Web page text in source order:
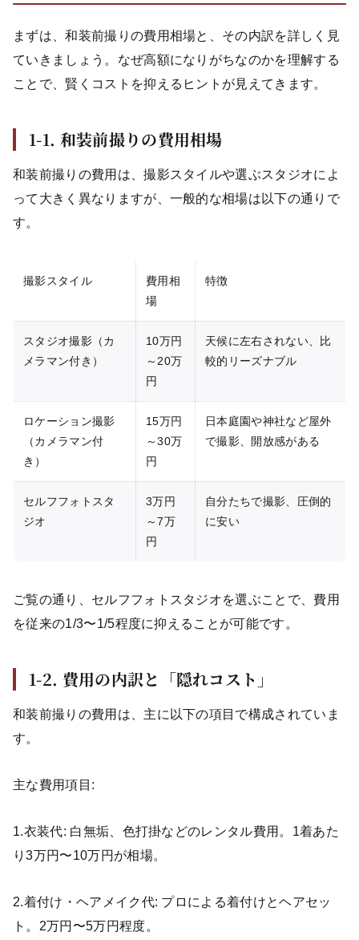
まずは、和装前撮りの費用相場と、その内訳を詳しく見
ていきましょう。なぜ高額になりがちなのかを理解する
ことで、賢くコストを抑えるヒントが見えてきます。
1-1. 和装前撮りの費用相場
和装前撮りの費用は、撮影スタイルや選ぶスタジオによ
って大きく異なりますが、一般的な相場は以下の通りで
す。
撮影スタイル
費用相
場
特徴
スタジオ撮影（カ
メラマン付き）
10万円
～20万
円
天候に左右されない、比
較的リーズナブル
ロケーション撮影
（カメラマン付
き）
15万円
～30万
円
日本庭園や神社など屋外
で撮影、開放感がある
セルフフォトスタ
ジオ
3万円
～7万
円
自分たちで撮影、圧倒的
に安い
ご覧の通り、セルフフォトスタジオを選ぶことで、費用
を従来の1/3〜1/5程度に抑えることが可能です。
1-2. 費用の内訳と「隠れコスト」
和装前撮りの費用は、主に以下の項目で構成されていま
す。
主な費用項目:
1.衣装代: 白無垢、色打掛などのレンタル費用。1着あた
り3万円〜10万円が相場。
2.着付け・ヘアメイク代: プロによる着付けとヘアセッ
ト。2万円〜5万円程度。